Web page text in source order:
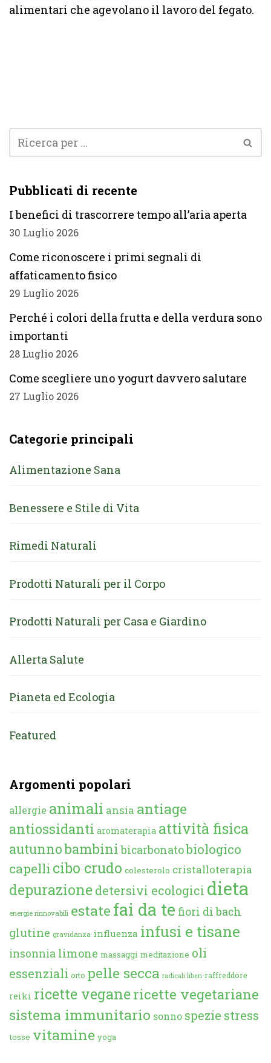
alimentari che agevolano il lavoro del fegato.
Pubblicati di recente
I benefici di trascorrere tempo all’aria aperta
30 Luglio 2026
Come riconoscere i primi segnali di
affaticamento fisico
29 Luglio 2026
Perché i colori della frutta e della verdura sono
importanti
28 Luglio 2026
Come scegliere uno yogurt davvero salutare
27 Luglio 2026
Categorie principali
Alimentazione Sana
Benessere e Stile di Vita
Rimedi Naturali
Prodotti Naturali per il Corpo
Prodotti Naturali per Casa e Giardino
Allerta Salute
Pianeta ed Ecologia
Featured
Argomenti popolari
allergie animali ansia antiage
antiossidanti aromaterapia attività fisica
autunnobambini bicarbonatobiologico
capelli cibo crudo colesterolo cristalloterapia
depurazione detersivi ecologici dieta
energie rinnovabili estate fai da te fiori di bach
glutine gravidanza influenza infusi e tisane
insonnia limone massaggi meditazione oli
essenziali orto pelle secca radicali liberi raffreddore
reiki ricette veganericette vegetariane
sistema immunitario sonno spezie stress
tosse vitamine yoga